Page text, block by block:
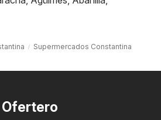
Supermercados Constantina
Ofertero